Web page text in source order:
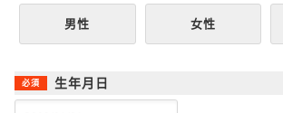
男性 女性
生年月日